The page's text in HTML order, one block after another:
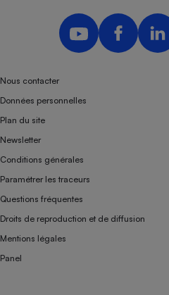
Nous contacter
Données personnelles
Plan du site
Newsletter
Conditions générales
Paramétrer les traceurs
Questions fréquentes
Droits de reproduction et de diffusion
Mentions légales
Panel